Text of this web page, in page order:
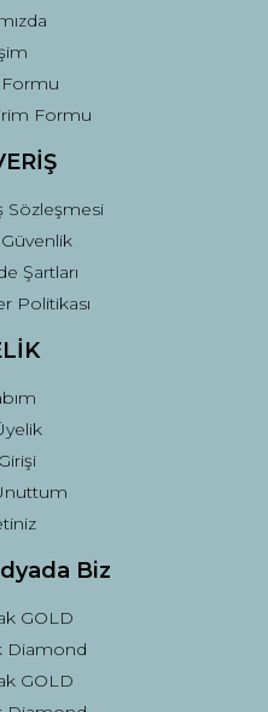
Formu
Sözleşmesi
Şartları
Politikası
Biz
GOLD
Diamond
GOLD